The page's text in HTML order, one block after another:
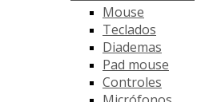
Mouse
Teclados
Diademas
Pad mouse
Controles